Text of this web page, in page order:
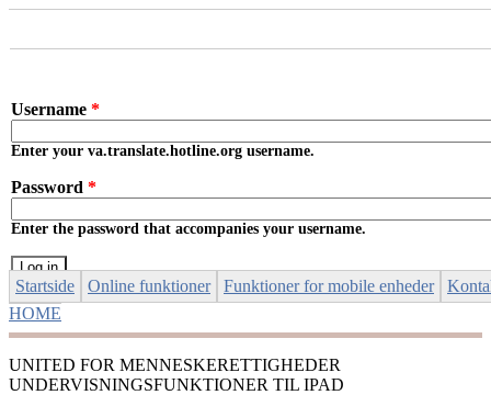
Username *
Enter your va.translate.hotline.org username.
Password *
Enter the password that accompanies your username.
Startside Online funktioner Funktioner for mobile enheder
YOU ARE HERE
HOME
UNITED FOR MENNESKERETTIGHEDER
UNDERVISNINGSFUNKTIONER TIL IPAD